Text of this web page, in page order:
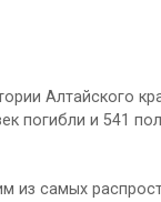
Алтайского
погибли и 541
из самых